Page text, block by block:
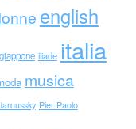
english
giappone iliade italia
musica
Pier Paolo